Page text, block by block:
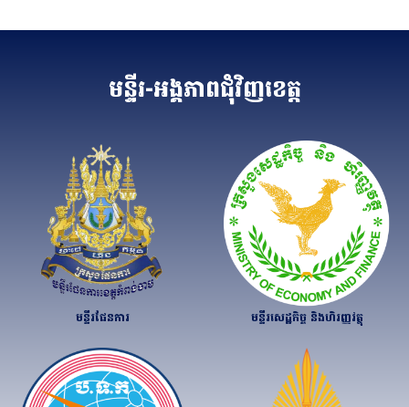
មន្ទីរ-អង្គភាពជុំវិញខេត្ត
មន្ទីរផែនការ មន្ទីរសេដ្ឋកិច្ច និងហិរញ្ញវត្ថុ